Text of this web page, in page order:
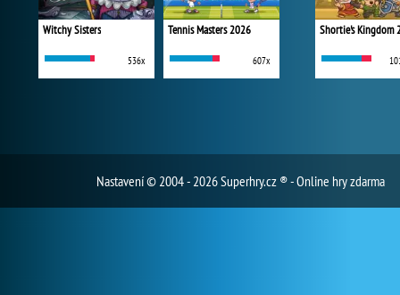
Witchy Sisters
536x
Tennis Masters 2026
607x
Shortie's Kingdom
Nastavení© 2004 - 2026 Superhry.cz ® - Online hry zdarma